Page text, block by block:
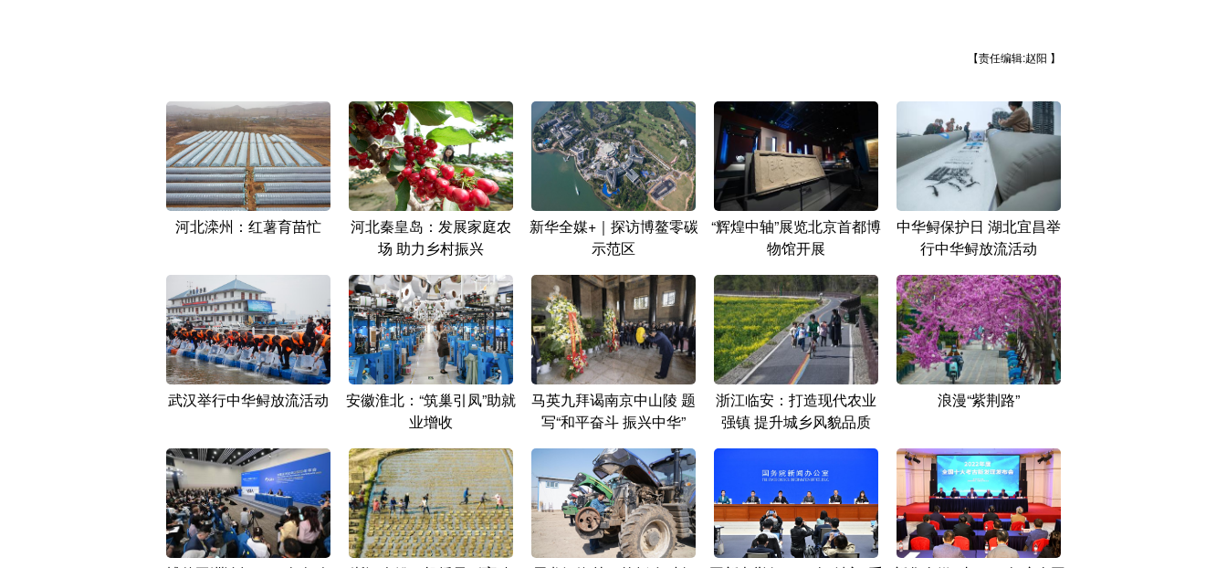
【责任编辑:赵阳 】
河北滦州：红薯育苗忙
河北秦皇岛：发展家庭农
场 助力乡村振兴
新华全媒+｜探访博鳌零碳
示范区
“辉煌中轴”展览北京首都博
物馆开展
中华鲟保护日 湖北宜昌举
行中华鲟放流活动
武汉举行中华鲟放流活动
安徽淮北：“筑巢引凤”助就
业增收
马英九拜谒南京中山陵 题
写“和平奋斗 振兴中华”
浙江临安：打造现代农业
强镇 提升城乡风貌品质
浪漫“紫荆路”